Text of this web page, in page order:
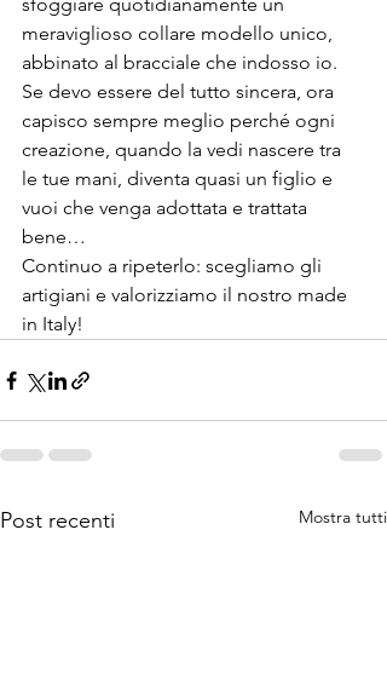
meraviglioso collare modello unico,
abbinato al bracciale che indosso io.
Se devo essere del tutto sincera, ora
capisco sempre meglio perché ogni
creazione, quando la vedi nascere tra
le tue mani, diventa quasi un figlio e
vuoi che venga adottata e trattata
bene…
Continuo a ripeterlo: scegliamo gli
artigiani e valorizziamo il nostro made
in Italy!
Post recenti Mostra tutti